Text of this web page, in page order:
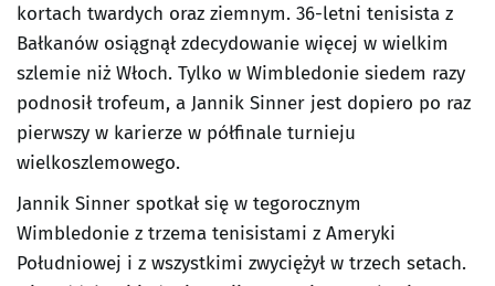
kortach twardych oraz ziemnym. 36-letni tenisista z
Bałkanów osiągnął zdecydowanie więcej w wielkim
szlemie niż Włoch. Tylko w Wimbledonie siedem razy
podnosił trofeum, a Jannik Sinner jest dopiero po raz
pierwszy w karierze w półfinale turnieju
wielkoszlemowego.
Jannik Sinner spotkał się w tegorocznym
Wimbledonie z trzema tenisistami z Ameryki
Południowej i z wszystkimi zwyciężył w trzech setach.